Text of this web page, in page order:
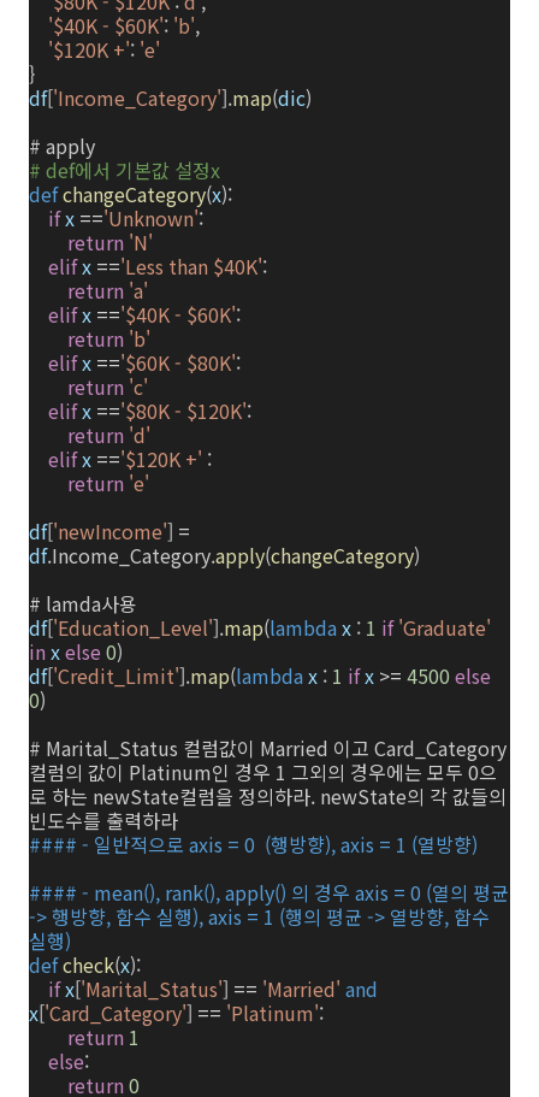
'$40K - $60K': 'b',
'$120K +': 'e'
}
df['Income_Category'].map(dic)
# apply
# def에서 기본값 설정x
defchangeCategory(x):
ifx =='Unknown':
return 'N'
elifx =='Less than $40K':
return 'a'
elifx =='$40K - $60K':
return 'b'
elifx =='$60K - $80K':
return 'c'
elifx =='$80K - $120K':
return 'd'
elifx =='$120K +' :
return 'e'
df['newIncome'] =
df.Income_Category.apply(changeCategory)
# lamda사용
df['Education_Level'].map(lambdax : 1 if 'Graduate'
in xelse 0)
df['Credit_Limit'].map(lambdax : 1 ifx >= 4500 else
0)
# Marital_Status 컬럼값이 Married 이고 Card_Category
컬럼의 값이 Platinum인 경우 1 그외의 경우에는 모두 0으
로 하는 newState컬럼을 정의하라. newState의 각 값들의
빈도수를 출력하라
#### - 일반적으로 axis = 0 (행방향), axis = 1 (열방향)
#### - mean(), rank(), apply() 의 경우 axis = 0 (열의 평균
-> 행방향, 함수 실행), axis = 1 (행의 평균 -> 열방향, 함수
실행)
defcheck(x):
ifx['Marital_Status'] == 'Married' and
x['Card_Category'] == 'Platinum':
return 1
else:
return 0